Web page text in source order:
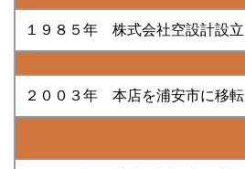
１９８５年 株式会社空設計設立
２００３年 本店を浦安市に移転